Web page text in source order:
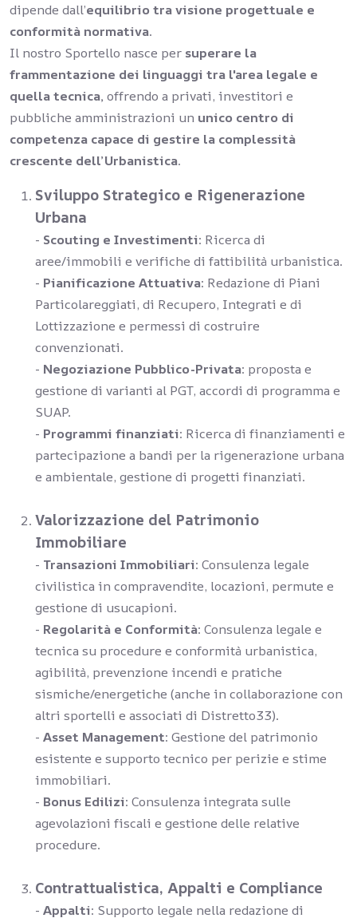
dipende dall’equilibrio tra visione progettuale e
conformità normativa.
Il nostro Sportello nasce per superare la
frammentazione dei linguaggi tra l'area legale e
quella tecnica, offrendo a privati, investitori e
pubbliche amministrazioni un unico centro di
competenza capace di gestire la complessità
crescente dell’Urbanistica.
Sviluppo Strategico e Rigenerazione
Urbana
- Scouting e Investimenti: Ricerca di
aree/immobili e verifiche di fattibilità urbanistica.
- Pianificazione Attuativa: Redazione di Piani
Particolareggiati, di Recupero, Integrati e di
Lottizzazione e permessi di costruire
convenzionati.
- Negoziazione Pubblico-Privata: proposta e
gestione di varianti al PGT, accordi di programma e
SUAP.
- Programmi finanziati: Ricerca di finanziamenti e
partecipazione a bandi per la rigenerazione urbana
e ambientale, gestione di progetti finanziati.
Valorizzazione del Patrimonio
Immobiliare
- Transazioni Immobiliari: Consulenza legale
civilistica in compravendite, locazioni, permute e
gestione di usucapioni.
- Regolarità e Conformità: Consulenza legale e
tecnica su procedure e conformità urbanistica,
agibilità, prevenzione incendi e pratiche
sismiche/energetiche (anche in collaborazione con
altri sportelli e associati di Distretto33).
- Asset Management: Gestione del patrimonio
esistente e supporto tecnico per perizie e stime
immobiliari.
- Bonus Edilizi: Consulenza integrata sulle
agevolazioni fiscali e gestione delle relative
procedure.
Contrattualistica, Appalti e Compliance
- Appalti: Supporto legale nella redazione di